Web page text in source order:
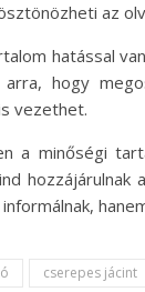
az
hatással
arra, hogy
vezethet.
a minőségi
cserepes jácint